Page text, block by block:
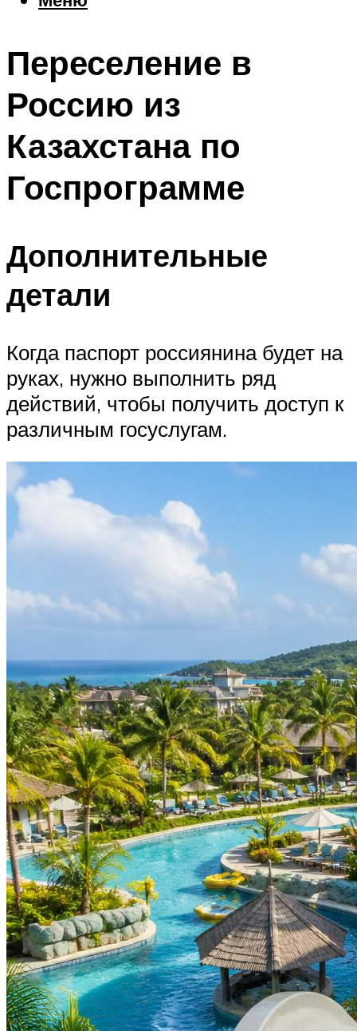
Шоппинг
Что посетить
Меню
Переселение в
Россию из
Казахстана по
Госпрограмме
Дополнительные
детали
Когда паспорт россиянина будет на
руках, нужно выполнить ряд
действий, чтобы получить доступ к
различным госуслугам.